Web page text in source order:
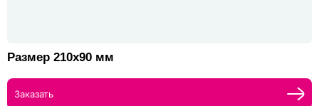
Размер 210х90 мм
Заказать